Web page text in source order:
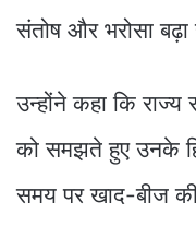
संतोष और भरोसा बढ़ा
उन्होंने कहा कि
को समझते हुए उनके
समय पर खाद-बीज